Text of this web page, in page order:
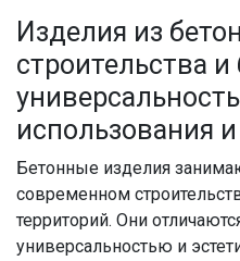
Изделия из
строительства и
использования
Бетонные изделия
современном
территорий. Они
универсальностью и